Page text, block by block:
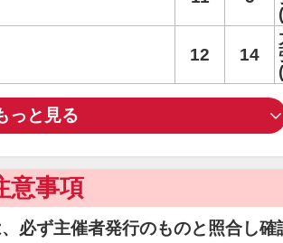
12 14
っと見る
意事項
必ず主催者発行のものと照合し確